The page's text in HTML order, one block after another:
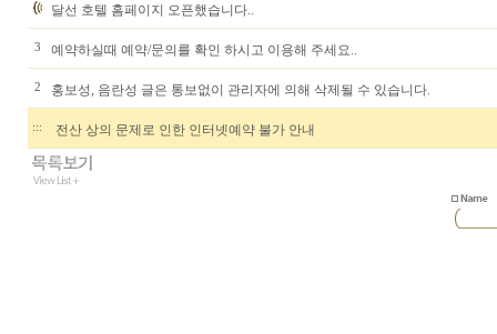
달선 호텔 홈페이지 오픈했습니다..
3 예약하실때 예약/문의를 확인 하시고 이용해 주세요..
2 홍보성, 음란성 글은 통보없이 관리자에 의해 삭제될 수 있습니다.
::: 전산 상의 문제로 인한 인터넷예약 불가 안내